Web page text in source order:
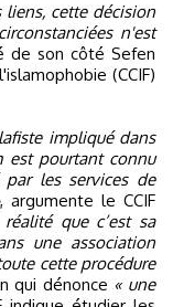
liens, cette décision
n'est
de son côté Sefen
(CCIF)
impliqué dans
est pourtant connu
par les services de
, argumente le CCIF
que c’est sa
une association
cette procédure
qui dénonce « une